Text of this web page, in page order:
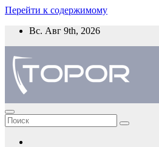
Перейти к содержимому
Вс. Авг 9th, 2026